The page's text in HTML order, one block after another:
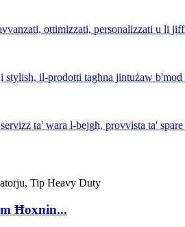
ottimizzati, personalizzati u li
il-prodotti tagħna jintużaw
ta' wara l-bejgħ, provvista ta'
Ħoxnin...